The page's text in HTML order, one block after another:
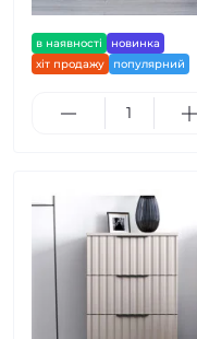
в наявності
новинка
хіт продажу
популярний